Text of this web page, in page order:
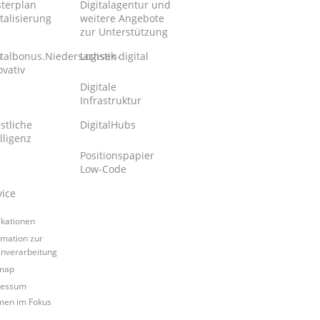
Digitalagentur und
weitere Angebote
zur Unterstützung
Logistik digital
Digitale
Infrastruktur
DigitalHubs
Positionspapier
Low-Code
zur
im Fokus